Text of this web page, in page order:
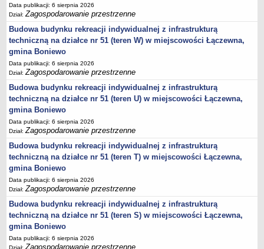
Plan postępowań na 2026 rok
Plan postępowań o udzielenie zamówień na rok 2025
Plan postępowań na rok 2024
Plan postępowań o udzielenie zamówień na rok 2023
Plan postępowań o udzielenie zamówień na rok 2022
Plan postępowań w 2021 roku
Plan postępowań o udzielenie zamówień w 2020 roku
Plan postępowań o udzielenie zamówień na 2019
Plan postępowań o udzielenie zamówień w 2018 roku
Plan postępowań o udzielenie zamówień w 2017 roku
Dług publiczny, Pomoc publiczna
Realizacja inwestycji
przetargi
Konkursy
elektronizacja zamówień publicznych
zamówienia do 170 000 PLN
PRAWO LOKALNE
Data publikacji: 6 sierpnia 2026
Dział:Zagospodarowanie przestrzenne
Budowa budynku rekreacji indywidualnej z infrastrukturą
techniczną na działce nr 51 (teren W) w miejscowości Łączewna,
gmina Boniewo
Data publikacji: 6 sierpnia 2026
Dział:Zagospodarowanie przestrzenne
Budowa budynku rekreacji indywidualnej z infrastrukturą
techniczną na działce nr 51 (teren U) w miejscowości Łączewna,
gmina Boniewo
Data publikacji: 6 sierpnia 2026
Dział:Zagospodarowanie przestrzenne
Budowa budynku rekreacji indywidualnej z infrastrukturą
techniczną na działce nr 51 (teren T) w miejscowości Łączewna,
gmina Boniewo
Data publikacji: 6 sierpnia 2026
Dział:Zagospodarowanie przestrzenne
Budowa budynku rekreacji indywidualnej z infrastrukturą
techniczną na działce nr 51 (teren S) w miejscowości Łączewna,
gmina Boniewo
Data publikacji: 6 sierpnia 2026
Dział:Zagospodarowanie przestrzenne